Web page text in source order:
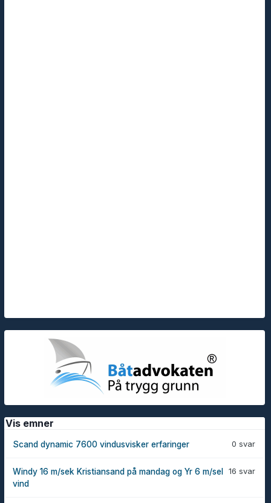
Vis emner
0 svar
Scand dynamic 7600 vindusvisker erfaringer
16 svar
Windy 16 m/sek Kristiansand på mandag og Yr 6 m/sel
vind